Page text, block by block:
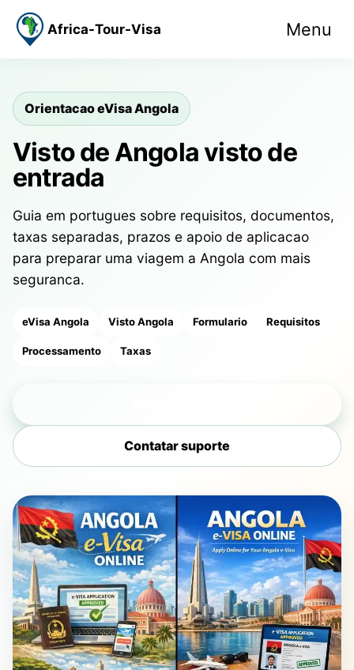
Africa-Tour-Visa Menu
Orientacao eVisa Angola
Visto de Angola visto de
entrada
Guia em portugues sobre requisitos, documentos,
taxas separadas, prazos e apoio de aplicacao
para preparar uma viagem a Angola com mais
seguranca.
eVisa Angola Visto Angola Formulario Requisitos
Processamento Taxas
Contatar suporte